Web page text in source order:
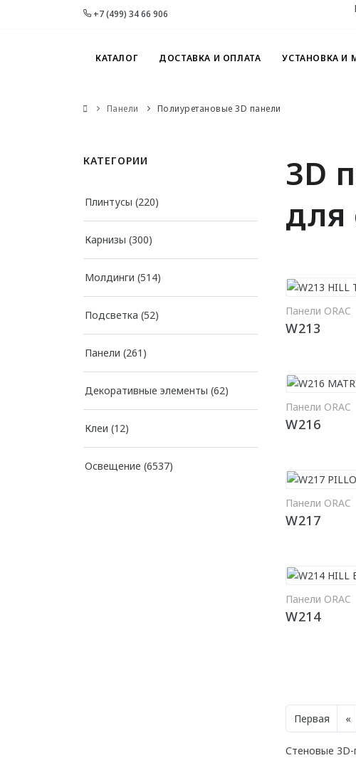
+7 (499) 34 66 906
КАТАЛОГ ДОСТАВКА И ОПЛАТА УСТАНОВКА И
Панели Полиуретановые 3D панели
3D
для
Панели ORAC
W213
Панели ORAC
W216
Панели ORAC
W217
Панели ORAC
W214
Первая «
Стеновые 3D-
КАТЕГОРИИ
Плинтусы (220)
Карнизы (300)
Молдинги (514)
Подсветка (52)
Панели (261)
Декоративные элементы (62)
Клеи (12)
Освещение (6537)